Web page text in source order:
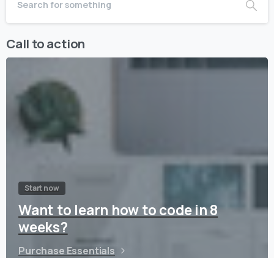
Call to action
Start now
Want to learn how to code in 8
weeks?
Purchase Essentials